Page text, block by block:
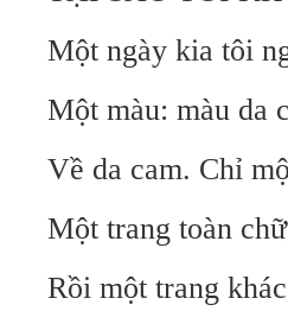
Một ngày kia tôi
Một màu: màu da
Về da cam. Chỉ
Một trang toàn
Rồi một trang